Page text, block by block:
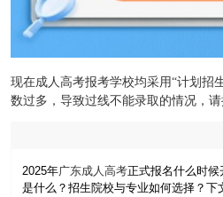
现在成人高考报考学校均采用“计划招
数过多，导致过线不能录取的情况，请
2025年广东成人高考正式报名什么时
是什么？招生院校与专业如何选择？下